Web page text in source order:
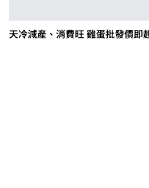
天冷減產、消費旺 雞蛋批發價